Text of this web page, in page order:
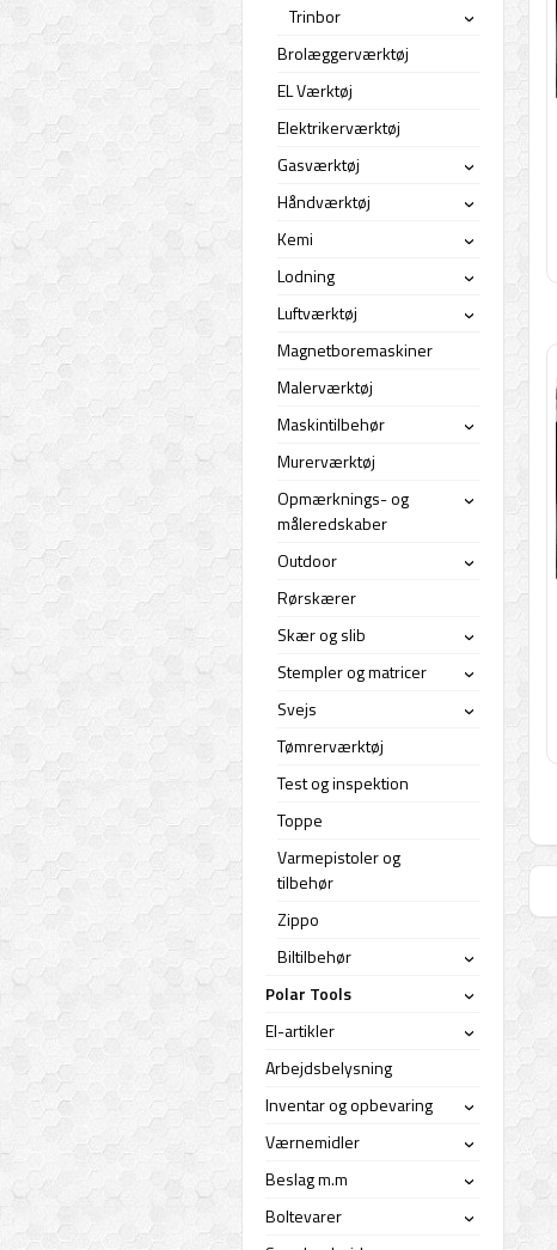
Trinbor ›
Brolæggerværktøj
EL Værktøj
Elektrikerværktøj
Gasværktøj
›
Håndværktøj ›
Kemi ›
Lodning ›
Luftværktøj ›
Magnetboremaskiner
Malerværktøj
Maskintilbehør
›
Murerværktøj
Opmærknings- og
måleredskaber
›
Outdoor ›
Rørskærer
Skær og slib
›
Stempler og matricer ›
Svejs ›
Tømrerværktøj
Test og inspektion
Toppe
Varmepistoler og
tilbehør
Zippo
Biltilbehør
›
Polar Tools ›
El-artikler ›
Arbejdsbelysning
Inventar og opbevaring
›
Værnemidler ›
Beslag m.m ›
Boltevarer ›